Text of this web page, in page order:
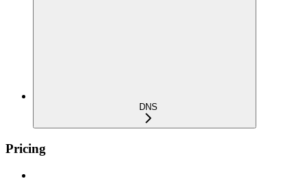
DNS
Pricing